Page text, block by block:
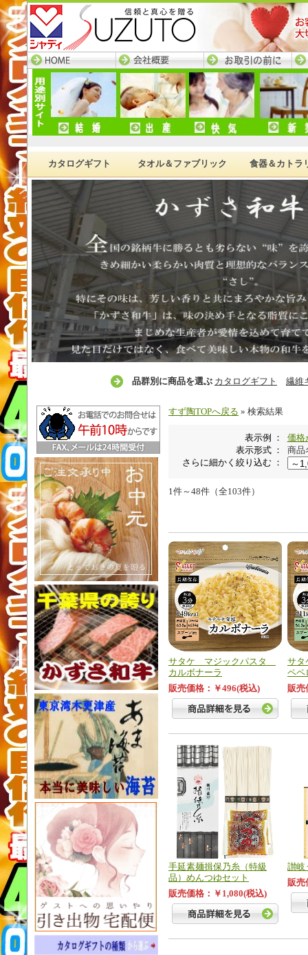
HOME─すず陶トップ
ページ
会社概要 お取引の前に ネ
カタログギフト タオル＆ファブリック 食器＆カトラ
品群別に商品を選ぶ カタログギフト 繊維
すず陶TOPへ戻る » 検索結果
表示例 ：
価格
表示形式 ：
商品
さらに細かく絞り込む ：
1件～48件（全103件）
サタケ マジックパスタ
カルボナーラ
販売価格：￥496(税込)
サ
ペペ
販売
手延素麺揖保乃糸（特級
品）めんつゆセット
販売価格：￥1,080(税込)
讃岐
販売